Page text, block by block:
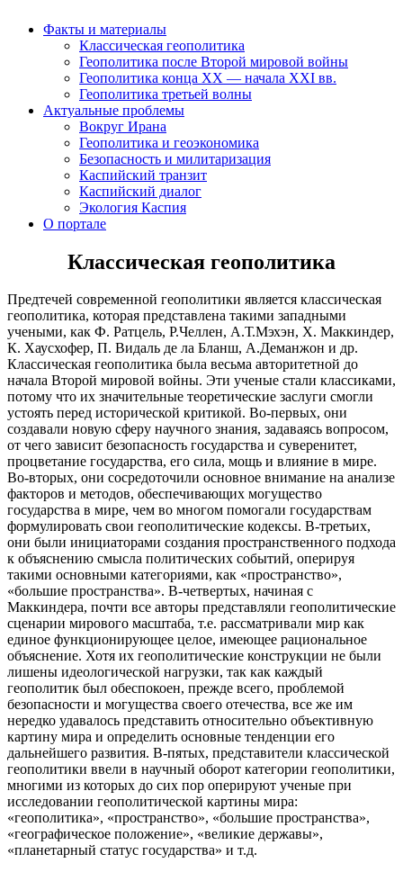
Факты и материалы
Классическая геополитика
Геополитика после Второй мировой войны
Геополитика конца XX — начала XXI вв.
Геополитика третьей волны
Актуальные проблемы
Вокруг Ирана
Геополитика и геоэкономика
Безопасность и милитаризация
Каспийский транзит
Каспийский диалог
Экология Каспия
О портале
Классическая геополитика
Предтечей современной геополитики является классическая
геополитика, которая представлена такими западными
учеными, как Ф. Ратцель, Р.Челлен, А.Т.Мэхэн, Х. Маккиндер,
К. Хаусхофер, П. Видаль де ла Бланш, А.Деманжон и др.
Классическая геополитика была весьма авторитетной до
начала Второй мировой войны. Эти ученые стали классиками,
потому что их значительные теоретические заслуги смогли
устоять перед исторической критикой. Во-первых, они
создавали новую сферу научного знания, задаваясь вопросом,
от чего зависит безопасность государства и суверенитет,
процветание государства, его сила, мощь и влияние в мире.
Во-вторых, они сосредоточили основное внимание на анализе
факторов и методов, обеспечивающих могущество
государства в мире, чем во многом помогали государствам
формулировать свои геополитические кодексы. В-третьих,
они были инициаторами создания пространственного подхода
к объяснению смысла политических событий, оперируя
такими основными категориями, как «пространство»,
«большие пространства». В-четвертых, начиная с
Маккиндера, почти все авторы представляли геополитические
сценарии мирового масштаба, т.е. рассматривали мир как
единое функционирующее целое, имеющее рациональное
объяснение. Хотя их геополитические конструкции не были
лишены идеологической нагрузки, так как каждый
геополитик был обеспокоен, прежде всего, проблемой
безопасности и могущества своего отечества, все же им
нередко удавалось представить относительно объективную
картину мира и определить основные тенденции его
дальнейшего развития. В-пятых, представители классической
геополитики ввели в научный оборот категории геополитики,
многими из которых до сих пор оперируют ученые при
исследовании геополитической картины мира:
«геополитика», «пространство», «большие пространства»,
«географическое положение», «великие державы»,
«планетарный статус государства» и т.д.